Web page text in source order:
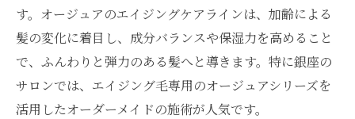
す。オージュアのエイジングケアラインは、加齢による
髪の変化に着目し、成分バランスや保湿力を高めること
で、ふんわりと弾力のある髪へと導きます。特に銀座の
サロンでは、エイジング毛専用のオージュアシリーズを
活用したオーダーメイドの施術が人気です。